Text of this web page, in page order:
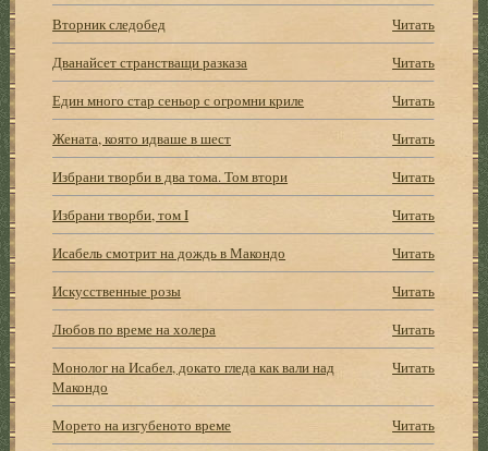
Вторник следобед
Читать
Дванайсет странстващи разказа
Читать
Един много стар сеньор с огромни криле
Читать
Жената, която идваше в шест
Читать
Избрани творби в два тома. Том втори
Читать
Избрани творби, том I
Читать
Исабель смотрит на дождь в Макондо
Читать
Искусственные розы
Читать
Любов по време на холера
Читать
Монолог на Исабел, докато гледа как вали над
Макондо
Читать
Морето на изгубеното време
Читать